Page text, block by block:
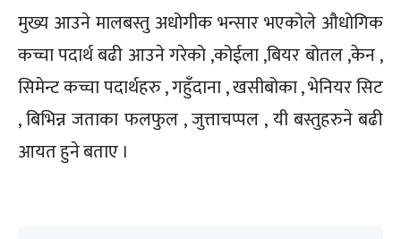
मुख्य आउने मालबस्तु अधोगीक भन्सार भएकोले औधोगिक
कच्चा पदार्थ बढी आउने गरेको ,कोईला ,बियर बोतल ,केन ,
सिमेन्ट कच्चा पदार्थहरु , गहुँदाना , खसीबोका , भेनियर सिट
, बिभिन्न जताका फलफुल , जुत्ताचप्पल , यी बस्तुहरुने बढी
आयत हुने बताए ।